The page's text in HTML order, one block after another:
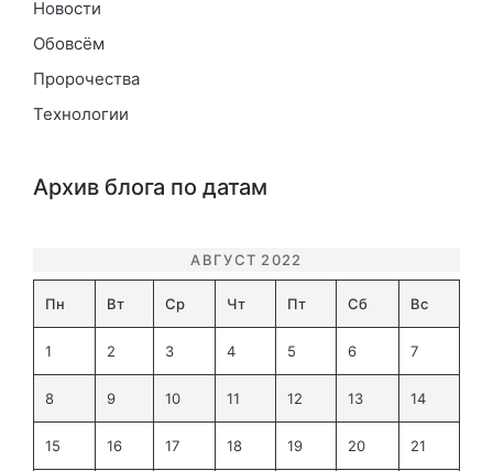
Новости
Обовсём
Пророчества
Технологии
Архив блога по датам
АВГУСТ 2022
Пн Вт Ср Чт Пт Сб Вс
1 2 3 4 5 6 7
8 9 10 11 12 13 14
15 16 17 18 19 20 21